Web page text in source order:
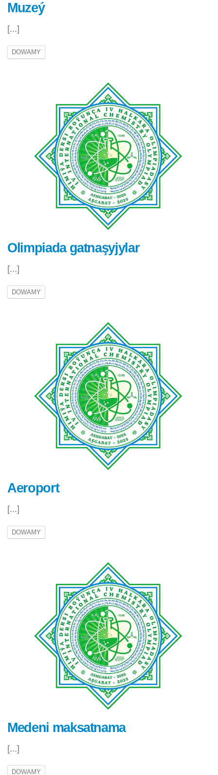
Muzeý
[...]
DOWAMY
Olimpiada gatnaşyjylar
[...]
DOWAMY
Aeroport
[...]
DOWAMY
Medeni maksatnama
[...]
DOWAMY